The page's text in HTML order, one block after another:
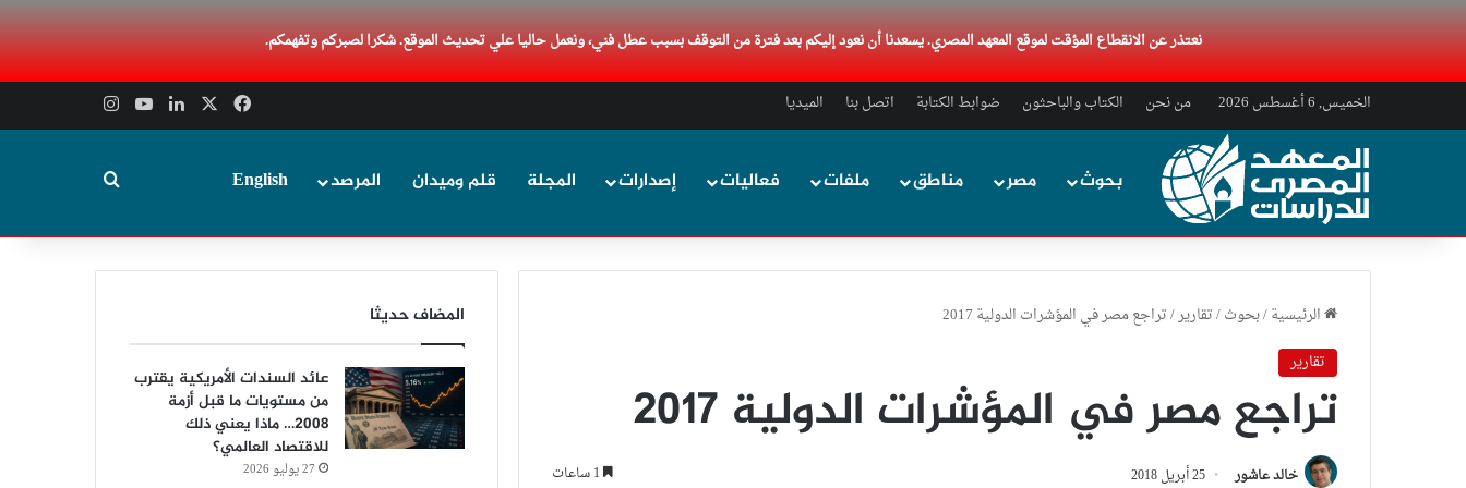
نعتذر عن الانقطاع المؤقت لموقع المعهد المصري. يسعدنا أن نعود إليكم بعد فترة من التوقف بسبب عطل فني، ونعمل حاليا علي تحديث الموقع. شكرا لصبركم وتفهمكم.
الخميس, 6 أغسطس 2026 من نحن الكتاب والباحثون ضوابط الكتابة اتصل بنا الميديا فيسبوك لينكدإن‫YouTubeانستقرام
بحوث مصر مناطق ملفات فعاليات إصدارات المجلة قلم وميدان المرصد English بحث عن
الرئيسية/بحوث/تقارير/تراجع مصر في المؤشرات الدولية 2017
تقارير
تراجع مصر في المؤشرات الدولية 2017
خالد عاشور 25 أبريل 2018
المضاف حديثا
عائد السندات الأمريكية يقترب
من مستويات ما قبل أزمة
2008… ماذا يعني ذلك
للاقتصاد العالمي؟
27 يوليو 2026